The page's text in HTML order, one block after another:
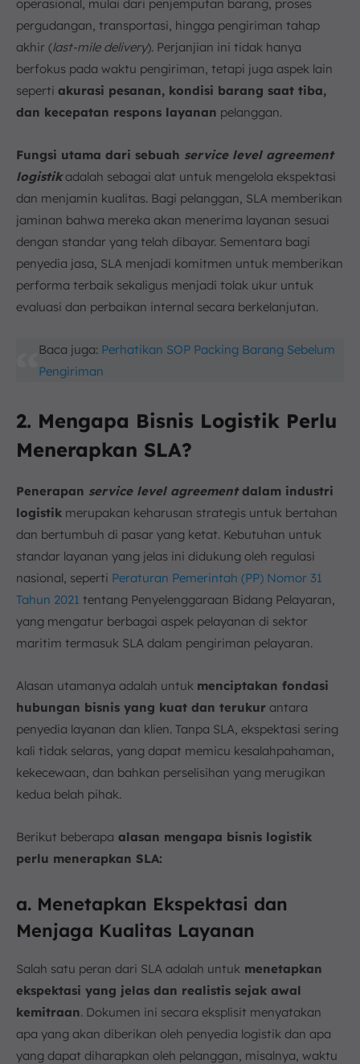
operasional, mulai dari penjemputan barang, proses
pergudangan, transportasi, hingga pengiriman tahap
akhir (last-mile delivery). Perjanjian ini tidak hanya
berfokus pada waktu pengiriman, tetapi juga aspek lain
seperti akurasi pesanan, kondisi barang saat tiba,
dan kecepatan respons layanan pelanggan.
Fungsi utama dari sebuah service level agreement
logistikadalah sebagai alat untuk mengelola ekspektasi
dan menjamin kualitas. Bagi pelanggan, SLA memberikan
jaminan bahwa mereka akan menerima layanan sesuai
dengan standar yang telah dibayar. Sementara bagi
penyedia jasa, SLA menjadi komitmen untuk memberikan
performa terbaik sekaligus menjadi tolak ukur untuk
evaluasi dan perbaikan internal secara berkelanjutan.
Baca juga: Perhatikan SOP Packing Barang Sebelum
Pengiriman
2. Mengapa Bisnis Logistik Perlu
Menerapkan SLA?
Penerapan service level agreementdalam industri
logistik merupakan keharusan strategis untuk bertahan
dan bertumbuh di pasar yang ketat. Kebutuhan untuk
standar layanan yang jelas ini didukung oleh regulasi
nasional, seperti Peraturan Pemerintah (PP) Nomor 31
Tahun 2021 tentang Penyelenggaraan Bidang Pelayaran,
yang mengatur berbagai aspek pelayanan di sektor
maritim termasuk SLA dalam pengiriman pelayaran.
Alasan utamanya adalah untuk menciptakan fondasi
hubungan bisnis yang kuat dan terukur antara
penyedia layanan dan klien. Tanpa SLA, ekspektasi sering
kali tidak selaras, yang dapat memicu kesalahpahaman,
kekecewaan, dan bahkan perselisihan yang merugikan
kedua belah pihak.
Berikut beberapa alasan mengapa bisnis logistik
perlu menerapkan SLA:
a. Menetapkan Ekspektasi dan
Menjaga Kualitas Layanan
Salah satu peran dari SLA adalah untuk menetapkan
ekspektasi yang jelas dan realistis sejak awal
kemitraan. Dokumen ini secara eksplisit menyatakan
apa yang akan diberikan oleh penyedia logistik dan apa
yang dapat diharapkan oleh pelanggan, misalnya, waktu